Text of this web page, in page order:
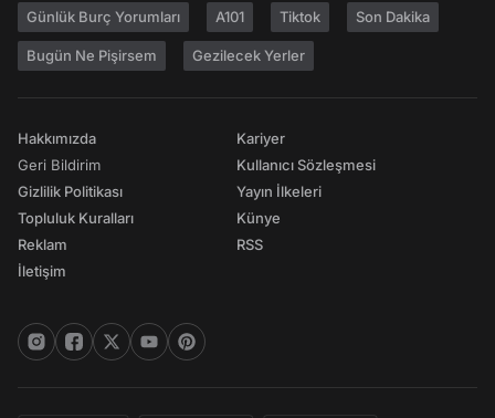
Günlük Burç Yorumları A101 Tiktok Son Dakika
Bugün Ne Pişirsem Gezilecek Yerler
Hakkımızda
Geri Bildirim
Gizlilik Politikası
Topluluk Kuralları
Reklam
İletişim
Kariyer
Kullanıcı Sözleşmesi
Yayın İlkeleri
Künye
RSS